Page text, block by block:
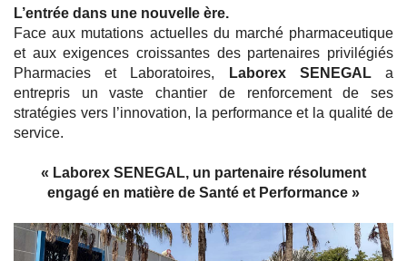
L’entrée dans une nouvelle ère.
Face aux mutations actuelles du marché pharmaceutique
et aux exigences croissantes des partenaires privilégiés
Pharmacies et Laboratoires,
Laborex SENEGALa
entrepris un vaste chantier de renforcement de ses
stratégies vers l’innovation, la performance et la qualité de
service.
« Laborex SENEGAL, un partenaire résolument
engagé en matière de Santé et Performance »